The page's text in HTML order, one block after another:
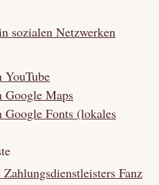
sozialen Netzwerken
YouTube
Google Maps
Google Fonts (lokales
Fanz